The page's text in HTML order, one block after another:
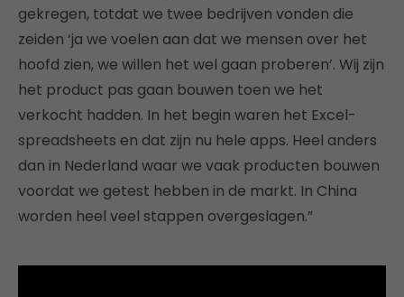
gekregen, totdat we twee bedrijven vonden die
zeiden ‘ja we voelen aan dat we mensen over het
hoofd zien, we willen het wel gaan proberen’. Wij zijn
het product pas gaan bouwen toen we het
verkocht hadden. In het begin waren het Excel-
spreadsheets en dat zijn nu hele apps. Heel anders
dan in Nederland waar we vaak producten bouwen
voordat we getest hebben in de markt. In China
worden heel veel stappen overgeslagen.”